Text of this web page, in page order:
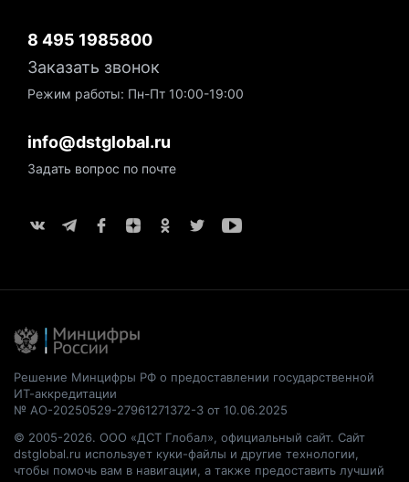
8 495 1985800
Заказать звонок
Режим работы: Пн-Пт 10:00-19:00
info@dstglobal.ru
Задать вопрос по почте
Решение Минцифры РФ о предоставлении государственной
ИТ-аккредитации
№ АО-20250529-27961271372-3 от 10.06.2025
© 2005-2026. ООО «ДСТ Глобал», официальный сайт. Сайт
dstglobal.ru использует куки-файлы и другие технологии,
чтобы помочь вам в навигации, а также предоставить лучший